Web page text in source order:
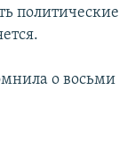
политические
о восьми